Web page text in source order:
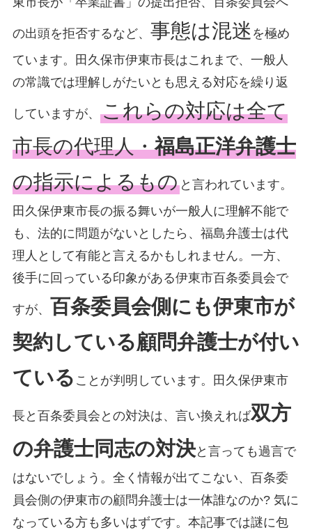
の出頭を拒否するなど、 事態は混迷 を極め
ています。田久保市伊東市長はこれまで、一般人
の常識では理解しがたいとも思える対応を繰り返
していますが、 これらの対応は全て
市長の代理人・福島正洋弁護士
の指示によるものと言われています。
田久保伊東市長の振る舞いが一般人に理解不能で
も、法的に問題がないとしたら、福島弁護士は代
理人として有能と言えるかもしれません。一方、
後手に回っている印象がある伊東市百条委員会で
すが、 百条委員会側にも伊東市が
契約している顧問弁護士が付い
ている ことが判明しています。田久保伊東市
長と百条委員会との対決は、言い換えれば双方
の弁護士同志の対決と言っても過言で
はないでしょう。全く情報が出てこない、百条委
員会側の伊東市の顧問弁護士は一体誰なのか? 気に
なっている方も多いはずです。本記事では謎に包